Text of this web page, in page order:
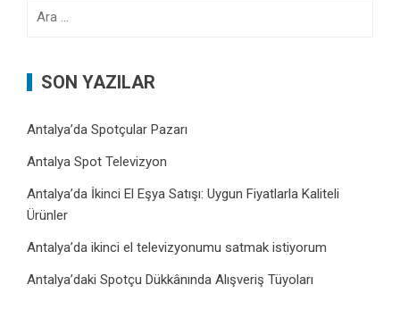
SON YAZILAR
Antalya’da Spotçular Pazarı
Antalya Spot Televizyon
Antalya’da İkinci El Eşya Satışı: Uygun Fiyatlarla Kaliteli
Ürünler
Antalya’da ikinci el televizyonumu satmak istiyorum
Antalya’daki Spotçu Dükkânında Alışveriş Tüyoları